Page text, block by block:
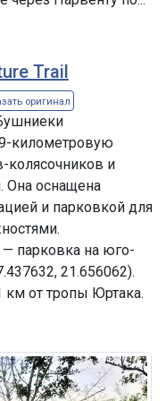
Trail
оригинал
километровую
колясочников и
Она оснащена
и парковкой для
— парковка на юго-
21.656062).
км от тропы Юртака.